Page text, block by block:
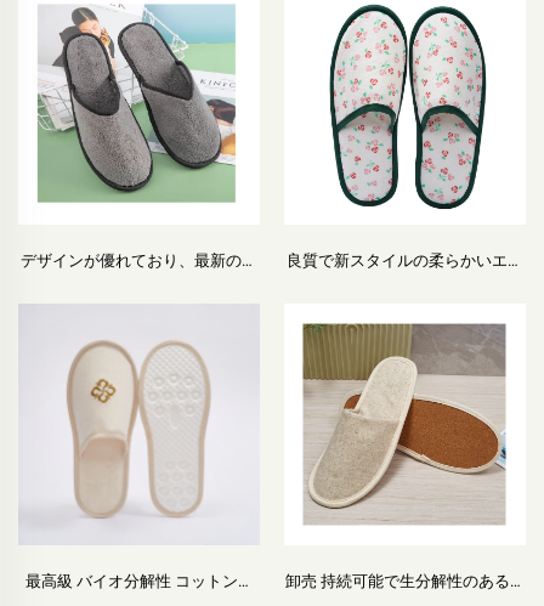
デザインが優れており、最新のス
適なフィット感の使い捨てホテ
ル・航空会社用スリッパ
良質で新スタイルの柔らかいエコ
分解性 環境にやさしいホテル・航
空会社用スリッパ
最高級 バイオ分解性 コットンキ
卸売 持続可能で生分解性のあるホ